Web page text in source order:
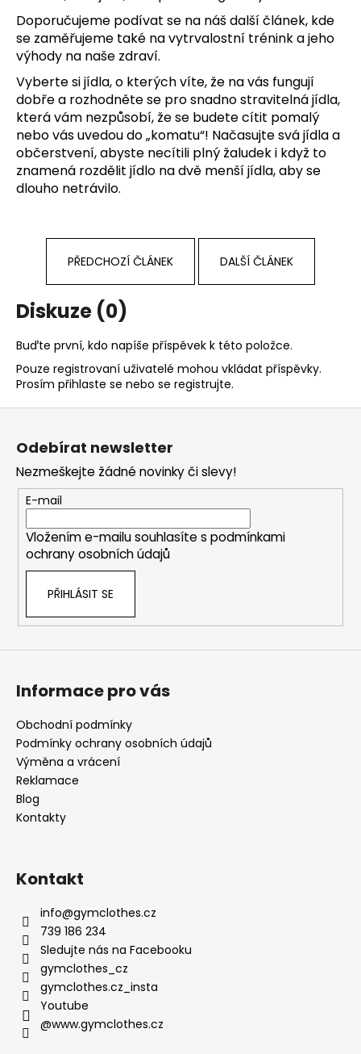
Doporučujeme podívat se na náš další článek, kde
se zaměřujeme také navytrvalostní tréninka jeho
výhody na naše zdraví.
Vyberte si jídla, o kterých víte, že na vás fungují
dobře a rozhodněte se pro snadno stravitelná jídla,
která vám nezpůsobí, že se budete cítit pomalý
nebo vás uvedou do „komatu“! Načasujte svá jídla a
občerstvení, abyste necítili plný žaludek i když to
znamená rozdělit jídlo na dvě menší jídla, aby se
dlouho netrávilo.
PŘEDCHOZÍ ČLÁNEK DALŠÍ ČLÁNEK
Diskuze (0)
Buďte první, kdo napíše příspěvek k této položce.
Pouze registrovaní uživatelé mohou vkládat příspěvky.
Prosím přihlaste se nebo se registrujte.
Z
Odebírat newsletter
Nezmeškejte žádné novinky či slevy!
E-mail
Vložením e-mailu souhlasíte s podmínkami
ochrany osobních údajů
PŘIHLÁSIT SE
Informace pro vás
Obchodní podmínky
Podmínky ochrany osobních údajů
Výměna a vrácení
Reklamace
Blog
Kontakty
Kontakt
info@gymclothes.cz
739 186 234
Sledujte nás na Facebooku
gymclothes_cz
gymclothes.cz_insta
Youtube
@www.gymclothes.cz